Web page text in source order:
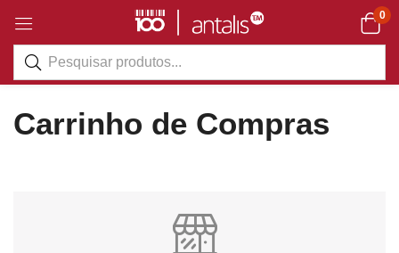
0
Carrinho de Compras